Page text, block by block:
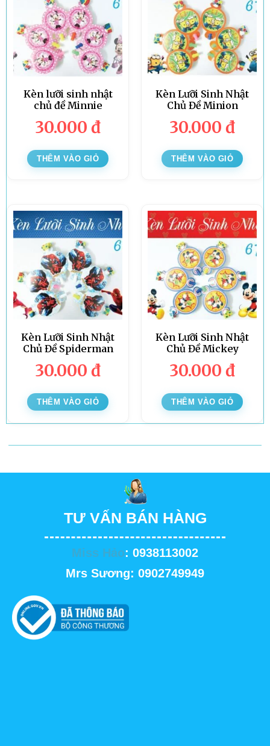
Kèn lưỡi sinh nhật
chủ đề Minnie
30.000 đ
THÊM VÀO GIỎ
Kèn Lưỡi Sinh Nhật
Chủ Đề Minion
30.000 đ
THÊM VÀO GIỎ
Kèn Lưỡi Sinh Nhật
Chủ Đề Spiderman
30.000 đ
THÊM VÀO GIỎ
Kèn Lưỡi Sinh Nhật
Chủ Đề Mickey
30.000 đ
THÊM VÀO GIỎ
TƯ VẤN BÁN HÀNG
Miss Hảo: 0938113002
Mrs Sương: 0902749949